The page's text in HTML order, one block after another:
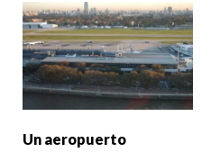
Un aeropuerto